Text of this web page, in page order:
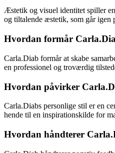
Æstetik og visuel identitet spiller
og tiltalende æstetik, som går igen
Hvordan formår
Carla.Diab formår at skabe
en professionel og troværdig
Hvordan påvirker
Carla.Diabs personlige stil er en
hende til en inspirationskilde for
Hvordan håndterer